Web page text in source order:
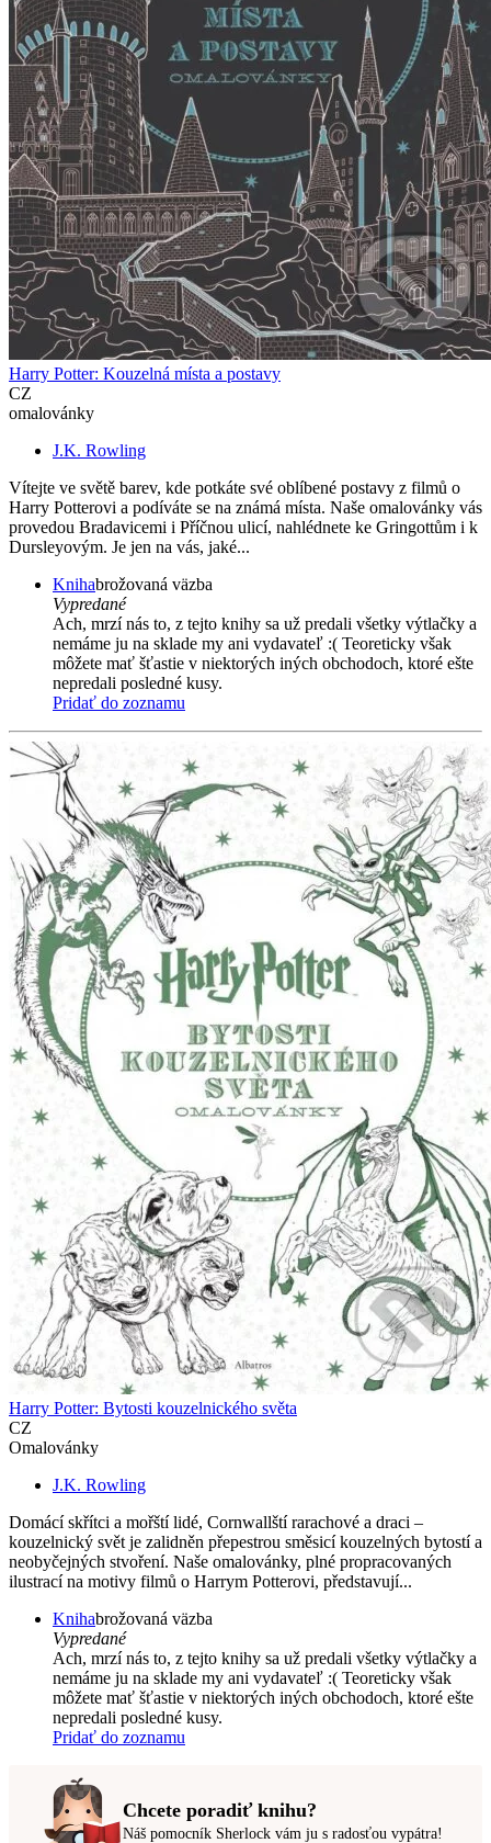
Harry Potter: Kouzelná místa a postavy
CZ
omalovánky
J.K. Rowling
Vítejte ve světě barev, kde potkáte své oblíbené postavy z filmů o
Harry Potterovi a podíváte se na známá místa. Naše omalovánky vás
provedou Bradavicemi i Příčnou ulicí, nahlédnete ke Gringottům i k
Dursleyovým. Je jen na vás, jaké...
Knihabrožovaná väzba
Vypredané
Ach, mrzí nás to, z tejto knihy sa už predali všetky výtlačky a
nemáme ju na sklade my ani vydavateľ :( Teoreticky však
môžete mať šťastie v niektorých iných obchodoch, ktoré ešte
nepredali posledné kusy.
Pridať do zoznamu
Harry Potter: Bytosti kouzelnického světa
CZ
Omalovánky
J.K. Rowling
Domácí skřítci a mořští lidé, Cornwallští rarachové a draci –
kouzelnický svět je zalidněn přepestrou směsicí kouzelných bytostí a
neobyčejných stvoření. Naše omalovánky, plné propracovaných
ilustrací na motivy filmů o Harrym Potterovi, představují...
Knihabrožovaná väzba
Vypredané
Ach, mrzí nás to, z tejto knihy sa už predali všetky výtlačky a
nemáme ju na sklade my ani vydavateľ :( Teoreticky však
môžete mať šťastie v niektorých iných obchodoch, ktoré ešte
nepredali posledné kusy.
Pridať do zoznamu
Chcete poradiť knihu?
Náš pomocník Sherlock vám ju s radosťou vypátra!